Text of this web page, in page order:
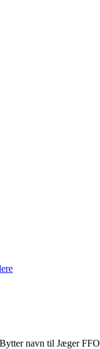
Bytter navn til Jæger FFO